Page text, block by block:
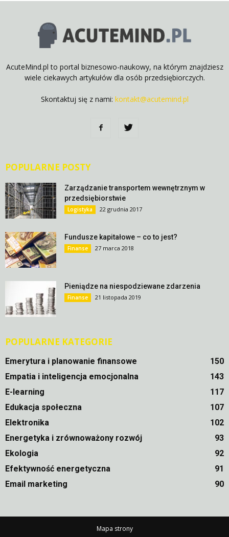
AcuteMind.pl to portal biznesowo-naukowy, na którym znajdziesz
wiele ciekawych artykułów dla osób przedsiębiorczych.
Skontaktuj się z nami: kontakt@acutemind.pl
POPULARNE POSTY
Zarządzanie transportem wewnętrznym w
przedsiębiorstwie
Logistyka 22 grudnia 2017
Fundusze kapitałowe – co to jest?
Finanse 27 marca 2018
Pieniądze na niespodziewane zdarzenia
Finanse 21 listopada 2019
POPULARNE KATEGORIE
Emerytura i planowanie finansowe
150
Empatia i inteligencja emocjonalna
143
E-learning
117
Edukacja społeczna
107
Elektronika
102
Energetyka i zrównoważony rozwój
93
Ekologia
92
Efektywność energetyczna
91
Email marketing
90
Mapa strony